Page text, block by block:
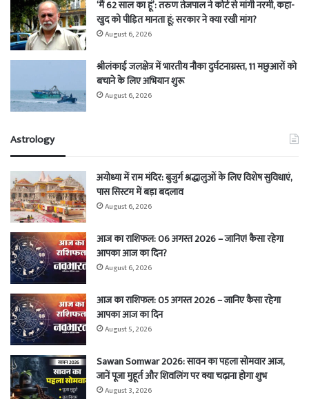
‘मैं 62 साल का हूं’: तरुण तेजपाल ने कोर्ट से मांगी नरमी, कहा-
खुद को पीड़ित मानता हूं; सरकार ने क्या रखी मांग?
August 6, 2026
श्रीलंकाई जलक्षेत्र में भारतीय नौका दुर्घटनाग्रस्त, 11 मछुआरों को
बचाने के लिए अभियान शुरू
August 6, 2026
Astrology
अयोध्या में राम मंदिर: बुजुर्ग श्रद्धालुओं के लिए विशेष सुविधाएं,
पास सिस्टम में बड़ा बदलाव
August 6, 2026
आज का राशिफल: 06 अगस्त 2026 – जानिए! कैसा रहेगा
आपका आज का दिन?
August 6, 2026
आज का राशिफल: 05 अगस्त 2026 – जानिए कैसा रहेगा
आपका आज का दिन
August 5, 2026
Sawan Somwar 2026: सावन का पहला सोमवार आज,
जानें पूजा मुहूर्त और शिवलिंग पर क्या चढ़ाना होगा शुभ
August 3, 2026